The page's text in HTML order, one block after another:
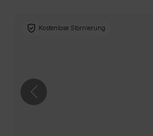
Kostenlose Stornierung